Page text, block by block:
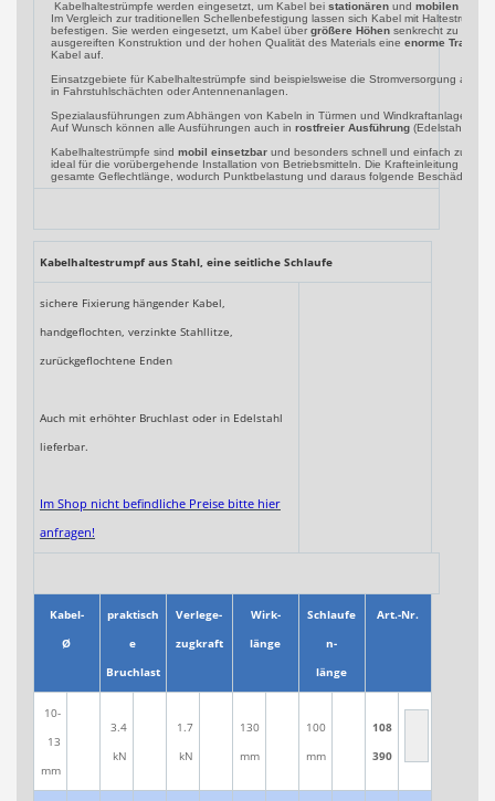
Kabelhaltestrümpfe werden eingesetzt, um Kabel bei stationärenund mobilen
Im Vergleich zur traditionellen Schellenbefestigung lassen sich Kabel mit
befestigen. Sie werden eingesetzt, um Kabel über größere Höhensenkrecht zu
ausgereiften Konstruktion und der hohen Qualität des Materials eine enorme
Kabel auf.
Einsatzgebiete für Kabelhaltestrümpfe sind beispielsweise die Stromversorgung auf
in Fahrstuhlschächten oder Antennenanlagen.
Spezialausführungen zum Abhängen von Kabeln in Türmen und Windkraftanlagen
Auf Wunsch können alle Ausführungen auch in rostfreier Ausführung(Edelstahl)
Kabelhaltestrümpfe sind mobil einsetzbarund besonders schnell und einfach zu
ideal für die vorübergehende Installation von Betriebsmitteln. Die Krafteinleitung
gesamte Geflechtlänge, wodurch Punktbelastung und daraus folgende
Kabelhaltestrumpf aus Stahl, eine seitliche Schlaufe
sichere Fixierung hängender Kabel,
handgeflochten, verzinkte Stahllitze,
zurückgeflochtene Enden
Auch mit erhöhter Bruchlast oder in Edelstahl
lieferbar.
Im Shop nicht befindliche Preise bitte hier
anfragen!
Kabel-
Ø
praktisch
e
Bruchlast
Verlege-
zugkraft
Wirk-
länge
Schlaufe
n-
länge
Art.-Nr.
10-
13
mm
3.4
kN
1.7
kN
130
mm
100
mm
108
390